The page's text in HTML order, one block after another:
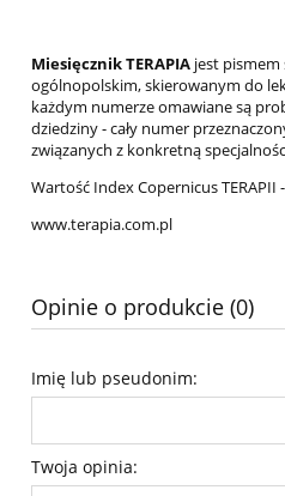
Miesięcznik TERAPIA jest pismem
ogólnopolskim, skierowanym do
każdym numerze omawiane są
dziedziny - cały numer
związanych z konkretną
Wartość Index Copernicus TERAPII
www.terapia.com.pl
Opinie o produkcie (0)
Imię lub pseudonim:
Twoja opinia: